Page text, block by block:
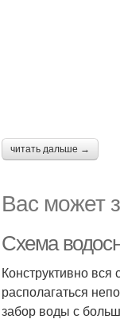
читать дальше →
Вас может
Схема
Конструктивно
располагаться
забор воды с